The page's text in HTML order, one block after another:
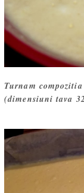
Turnam
(dimensiuni tava